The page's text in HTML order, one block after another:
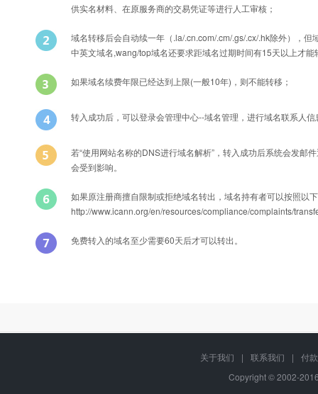
供实名材料、在原服务商的交易凭证等进行人工审核；
域名转移后会自动续一年（.la/.cn.com/.cm/.gs/.cx/.hk除外），
中英文域名,wang/top域名还要求距域名过期时间有15天以上才能
如果域名续费年限已经达到上限(一般10年)，则不能转移；
转入成功后，可以登录会管理中心--域名管理，进行域名联系人
若“使用网站名称的DNS进行域名解析”，转入成功后系统会发邮
会受到影响。
如果原注册商擅自限制或拒绝域名转出，域名持有者可以按照以
http://www.icann.org/en/resources/compliance/complaints/
免费转入的域名至少需要60天后才可以转出。
Q 能否转入后办理过户？
关于我们 | 联系我们 |
付
Copyright © 2002-